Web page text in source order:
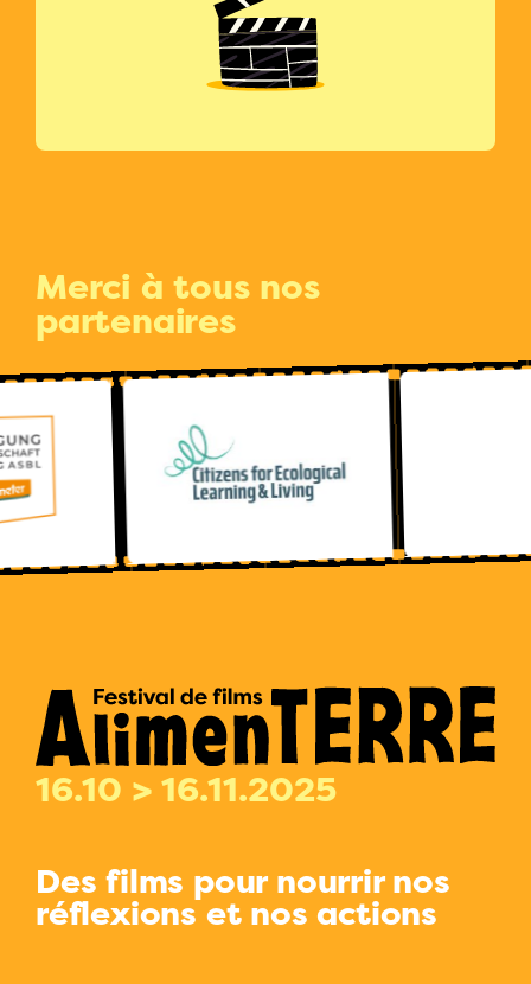
Merci à tous nos
partenaires
16.10 > 16.11.2025
Des films pour nourrir nos
réflexions et nos actions